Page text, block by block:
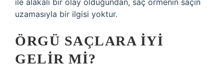
ile alakalı bir olay olduğundan, saç örmenin saçın
uzamasıyla bir ilgisi yoktur.
ÖRGÜ SAÇLARA IYI
GELIR MI?